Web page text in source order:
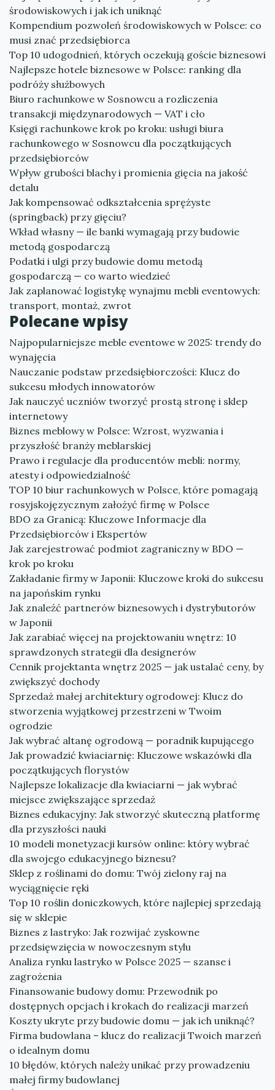
środowiskowych i jak ich uniknąć
Kompendium pozwoleń środowiskowych w Polsce: co
musi znać przedsiębiorca
Top 10 udogodnień, których oczekują goście biznesowi
Najlepsze hotele biznesowe w Polsce: ranking dla
podróży służbowych
Biuro rachunkowe w Sosnowcu a rozliczenia
transakcji międzynarodowych — VAT i cło
Księgi rachunkowe krok po kroku: usługi biura
rachunkowego w Sosnowcu dla początkujących
przedsiębiorców
Wpływ grubości blachy i promienia gięcia na jakość
detalu
Jak kompensować odkształcenia sprężyste
(springback) przy gięciu?
Wkład własny — ile banki wymagają przy budowie
metodą gospodarczą
Podatki i ulgi przy budowie domu metodą
gospodarczą — co warto wiedzieć
Jak zaplanować logistykę wynajmu mebli eventowych:
transport, montaż, zwrot
Polecane wpisy
Najpopularniejsze meble eventowe w 2025: trendy do
wynajęcia
Nauczanie podstaw przedsiębiorczości: Klucz do
sukcesu młodych innowatorów
Jak nauczyć uczniów tworzyć prostą stronę i sklep
internetowy
Biznes meblowy w Polsce: Wzrost, wyzwania i
przyszłość branży meblarskiej
Prawo i regulacje dla producentów mebli: normy,
atesty i odpowiedzialność
TOP 10 biur rachunkowych w Polsce, które pomagają
rosyjskojęzycznym założyć firmę w Polsce
BDO za Granicą: Kluczowe Informacje dla
Przedsiębiorców i Ekspertów
Jak zarejestrować podmiot zagraniczny w BDO —
krok po kroku
Zakładanie firmy w Japonii: Kluczowe kroki do sukcesu
na japońskim rynku
Jak znaleźć partnerów biznesowych i dystrybutorów
w Japonii
Jak zarabiać więcej na projektowaniu wnętrz: 10
sprawdzonych strategii dla designerów
Cennik projektanta wnętrz 2025 — jak ustalać ceny, by
zwiększyć dochody
Sprzedaż małej architektury ogrodowej: Klucz do
stworzenia wyjątkowej przestrzeni w Twoim
ogrodzie
Jak wybrać altanę ogrodową — poradnik kupującego
Jak prowadzić kwiaciarnię: Kluczowe wskazówki dla
początkujących florystów
Najlepsze lokalizacje dla kwiaciarni — jak wybrać
miejsce zwiększające sprzedaż
Biznes edukacyjny: Jak stworzyć skuteczną platformę
dla przyszłości nauki
10 modeli monetyzacji kursów online: który wybrać
dla swojego edukacyjnego biznesu?
Sklep z roślinami do domu: Twój zielony raj na
wyciągnięcie ręki
Top 10 roślin doniczkowych, które najlepiej sprzedają
się w sklepie
Biznes z lastryko: Jak rozwijać zyskowne
przedsięwzięcia w nowoczesnym stylu
Analiza rynku lastryko w Polsce 2025 — szanse i
zagrożenia
Finansowanie budowy domu: Przewodnik po
dostępnych opcjach i krokach do realizacji marzeń
Koszty ukryte przy budowie domu — jak ich uniknąć?
Firma budowlana – klucz do realizacji Twoich marzeń
o idealnym domu
10 błędów, których należy unikać przy prowadzeniu
małej firmy budowlanej